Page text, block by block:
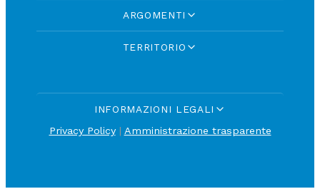
ARGOMENTI
TERRITORIO
INFORMAZIONI LEGALI
Privacy Policy| Amministrazione trasparente